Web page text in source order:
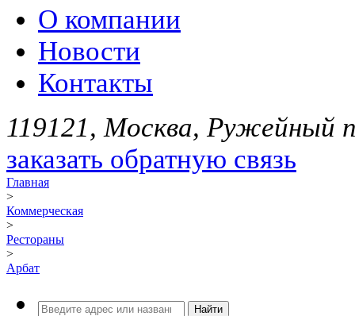
О компании
Новости
Контакты
119121, Москва, Ружейный
заказать обратную связь
Главная
>
Коммерческая
>
Рестораны
>
Арбат